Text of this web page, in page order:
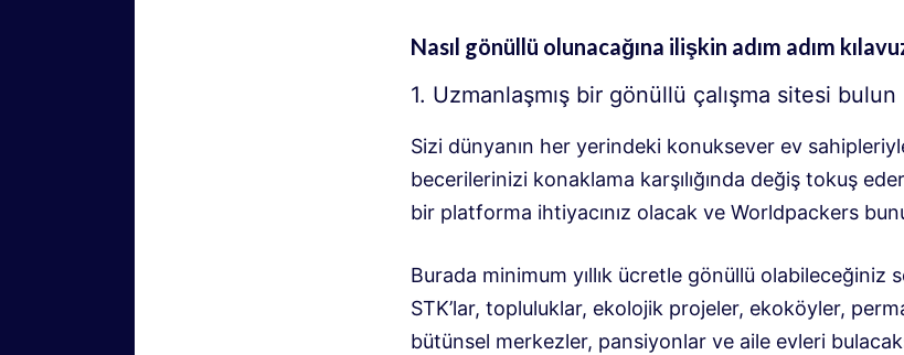
Nasıl gönüllü olunacağına ilişkin adım adım
1. Uzmanlaşmış bir gönüllü çalışma sitesi bulun
Sizi dünyanın her yerindeki konuksever ev
becerilerinizi konaklama karşılığında değiş tokuş
bir platforma ihtiyacınız olacak ve Worldpackers
Burada minimum yıllık ücretle gönüllü olabileceğiniz
STK’lar, topluluklar, ekolojik projeler, ekoköyler,
bütünsel merkezler, pansiyonlar ve aile evleri